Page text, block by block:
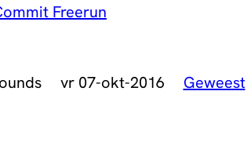
Freerun
vr 07-okt-2016 Geweest